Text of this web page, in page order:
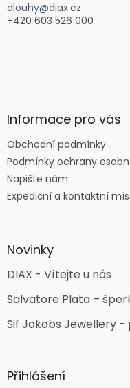
dlouhy@diax.cz
+420 603 526 000
Informace pro vás
Obchodní podmínky
Podmínky ochrany
Napište nám
Expediční a kontaktní
Novinky
DIAX - Vítejte u nás
Salvatore Plata –
Sif Jakobs Jewellery
Přihlášení